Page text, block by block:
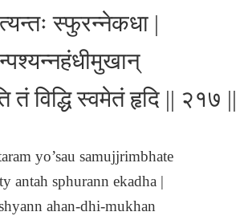
स्फुरन्नेकधा |
तं विद्धि स्वमेतं हृदि || २१७ ||
yo’sau samujjrimbhate
antah sphurann ekadha |
ahan-dhi-mukhan